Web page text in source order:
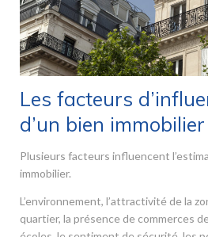
Les facteurs
d’un bien immobilier
Plusieurs facteurs influencent
immobilier.
L’environnement, l’attractivité de la
quartier, la présence de commerces